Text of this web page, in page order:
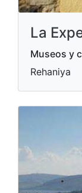
La
Museos y
Rehaniya